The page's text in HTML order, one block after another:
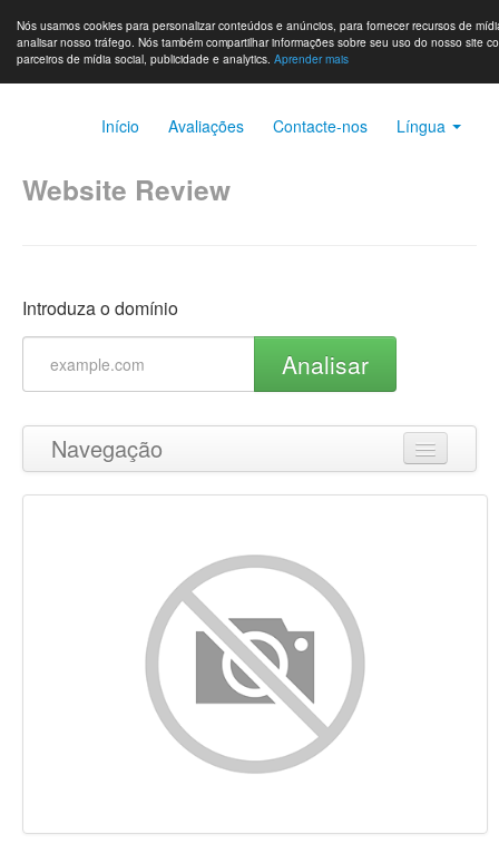
Nós usamos cookies para personalizar conteúdos e anúncios, para fornecer recursos de
analisar nosso tráfego. Nós também compartilhar informações sobre seu uso do nosso site
parceiros de mídia social, publicidade e analytics. Aprender mais
Início Avaliações Contacte-nos Língua
Website Review
Introduza o domínio
Analisar
Navegação
Ir para o topo
Palavras-chave
Usabilidade
Documento
Dispositivos Móveis